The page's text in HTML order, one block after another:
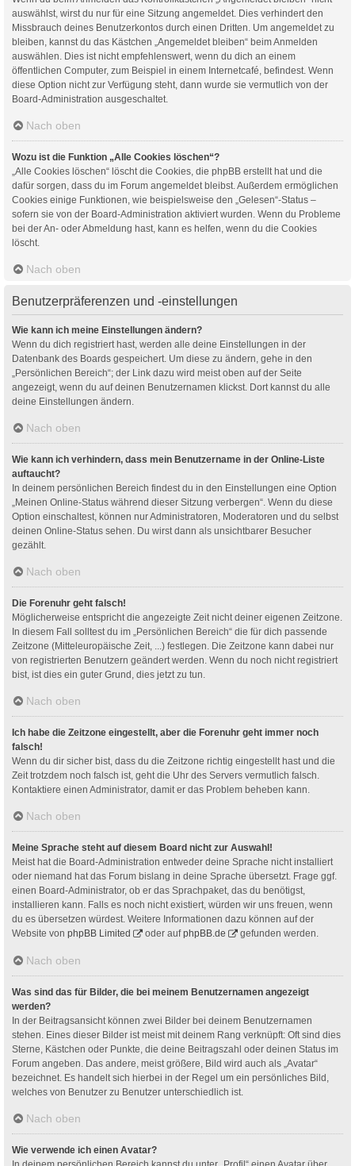
auswählst, wirst du nur für eine Sitzung angemeldet. Dies verhindert den
Missbrauch deines Benutzerkontos durch einen Dritten. Um angemeldet zu
bleiben, kannst du das Kästchen „Angemeldet bleiben“ beim Anmelden
auswählen. Dies ist nicht empfehlenswert, wenn du dich an einem
öffentlichen Computer, zum Beispiel in einem Internetcafé, befindest. Wenn
diese Option nicht zur Verfügung steht, dann wurde sie vermutlich von der
Board-Administration ausgeschaltet.
Nach oben
Wozu ist die Funktion „Alle Cookies löschen“?
„Alle Cookies löschen“ löscht die Cookies, die phpBB erstellt hat und die
dafür sorgen, dass du im Forum angemeldet bleibst. Außerdem ermöglichen
Cookies einige Funktionen, wie beispielsweise den „Gelesen“-Status –
sofern sie von der Board-Administration aktiviert wurden. Wenn du Probleme
bei der An- oder Abmeldung hast, kann es helfen, wenn du die Cookies
löscht.
Nach oben
Benutzerpräferenzen und -einstellungen
Wie kann ich meine Einstellungen ändern?
Wenn du dich registriert hast, werden alle deine Einstellungen in der
Datenbank des Boards gespeichert. Um diese zu ändern, gehe in den
„Persönlichen Bereich“; der Link dazu wird meist oben auf der Seite
angezeigt, wenn du auf deinen Benutzernamen klickst. Dort kannst du alle
deine Einstellungen ändern.
Nach oben
Wie kann ich verhindern, dass mein Benutzername in der Online-Liste
auftaucht?
In deinem persönlichen Bereich findest du in den Einstellungen eine Option
„Meinen Online-Status während dieser Sitzung verbergen“. Wenn du diese
Option einschaltest, können nur Administratoren, Moderatoren und du selbst
deinen Online-Status sehen. Du wirst dann als unsichtbarer Besucher
gezählt.
Nach oben
Die Forenuhr geht falsch!
Möglicherweise entspricht die angezeigte Zeit nicht deiner eigenen Zeitzone.
In diesem Fall solltest du im „Persönlichen Bereich“ die für dich passende
Zeitzone (Mitteleuropäische Zeit, ...) festlegen. Die Zeitzone kann dabei nur
von registrierten Benutzern geändert werden. Wenn du noch nicht registriert
bist, ist dies ein guter Grund, dies jetzt zu tun.
Nach oben
Ich habe die Zeitzone eingestellt, aber die Forenuhr geht immer noch
falsch!
Wenn du dir sicher bist, dass du die Zeitzone richtig eingestellt hast und die
Zeit trotzdem noch falsch ist, geht die Uhr des Servers vermutlich falsch.
Kontaktiere einen Administrator, damit er das Problem beheben kann.
Nach oben
Meine Sprache steht auf diesem Board nicht zur Auswahl!
Meist hat die Board-Administration entweder deine Sprache nicht installiert
oder niemand hat das Forum bislang in deine Sprache übersetzt. Frage ggf.
einen Board-Administrator, ob er das Sprachpaket, das du benötigst,
installieren kann. Falls es noch nicht existiert, würden wir uns freuen, wenn
du es übersetzen würdest. Weitere Informationen dazu können auf der
Website von phpBB Limited oder aufphpBB.de gefunden werden.
Nach oben
Was sind das für Bilder, die bei meinem Benutzernamen angezeigt
werden?
In der Beitragsansicht können zwei Bilder bei deinem Benutzernamen
stehen. Eines dieser Bilder ist meist mit deinem Rang verknüpft: Oft sind dies
Sterne, Kästchen oder Punkte, die deine Beitragszahl oder deinen Status im
Forum angeben. Das andere, meist größere, Bild wird auch als „Avatar“
bezeichnet. Es handelt sich hierbei in der Regel um ein persönliches Bild,
welches von Benutzer zu Benutzer unterschiedlich ist.
Nach oben
Wie verwende ich einen Avatar?